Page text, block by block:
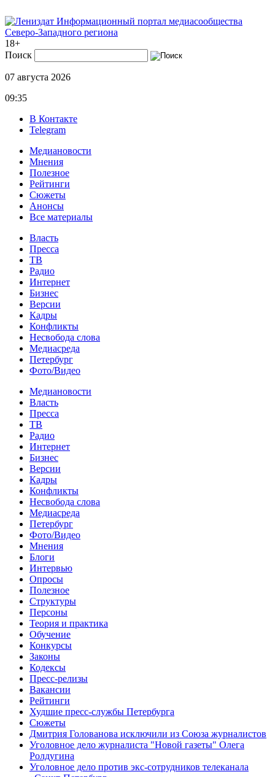
Информационный портал медиасообщества
Северо-Западного региона
18+
Поиск
07 августа 2026
09:35
В Контакте
Telegram
Медиановости
Мнения
Полезное
Рейтинги
Сюжеты
Анонсы
Все материалы
Власть
Пресса
ТВ
Радио
Интернет
Бизнес
Версии
Кадры
Конфликты
Несвобода слова
Медиасреда
Петербург
Фото/Видео
Медиановости
Власть
Пресса
ТВ
Радио
Интернет
Бизнес
Версии
Кадры
Конфликты
Несвобода слова
Медиасреда
Петербург
Фото/Видео
Мнения
Блоги
Интервью
Опросы
Полезное
Структуры
Персоны
Теория и практика
Обучение
Конкурсы
Законы
Кодексы
Пресс-релизы
Вакансии
Рейтинги
Худшие пресс-службы Петербурга
Сюжеты
Дмитрия Голованова исключили из Союза журналистов
Уголовное дело журналиста "Новой газеты" Олега
Ролдугина
Уголовное дело против экс-сотрудников телеканала